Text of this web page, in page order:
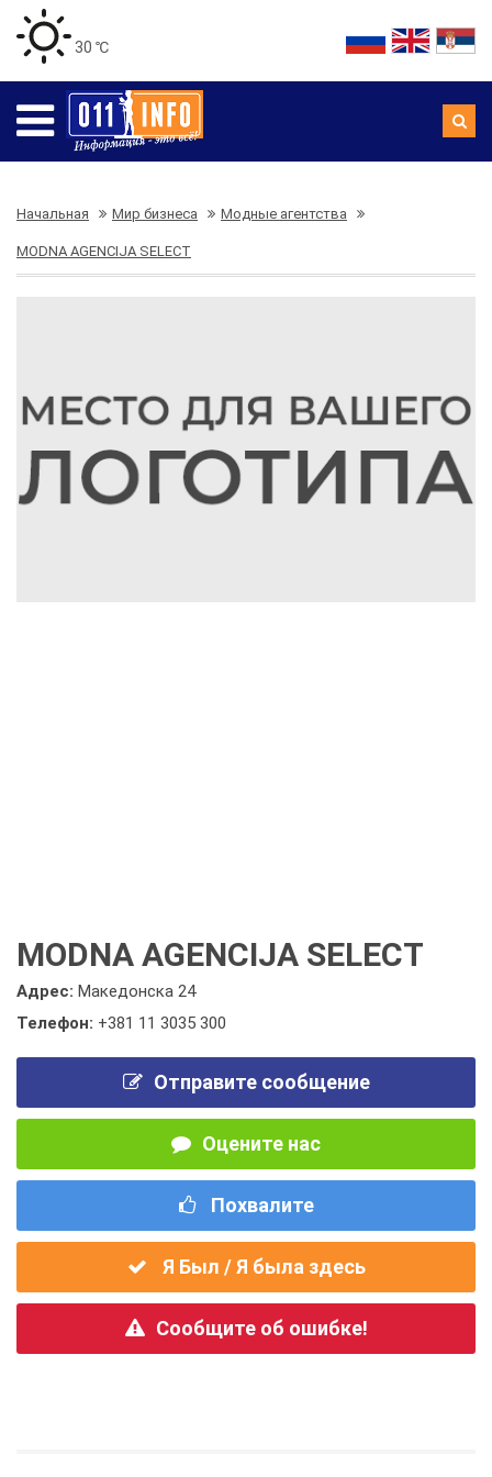
30 ℃
Начальная Мир бизнеса Модные агентства
MODNA AGENCIJA SELECT
MODNA AGENCIJA SELECT
Адрес: Македонска 24
Телефон: +381 11 3035 300
Отправите сообщение
Оцените нас
Похвалите
Я Был / Я была здесь
Сообщите об ошибке!